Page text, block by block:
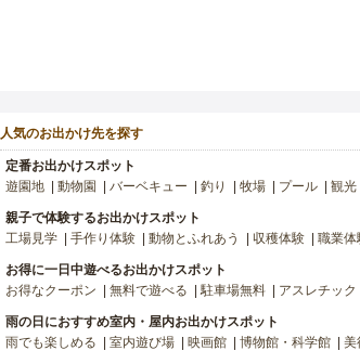
人気のお出かけ先を探す
定番お出かけスポット
遊園地
動物園 バーベキュー 釣り 牧場 プール 観光
親子で体験するお出かけスポット
工場見学
手作り体験 動物とふれあう 収穫体験 職業体
お得に一日中遊べるお出かけスポット
お得なクーポン
無料で遊べる 駐車場無料 アスレチック
雨の日におすすめ室内・屋内お出かけスポット
雨でも楽しめる
室内遊び場 映画館 博物館・科学館 美